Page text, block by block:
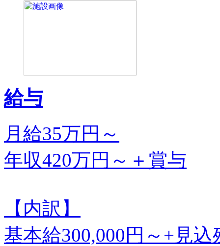
給与
月給35万円～
年収420万円～＋賞与
【内訳】
基本給300,000円～+見